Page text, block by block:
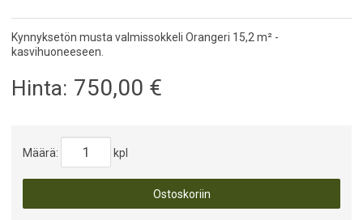
Kynnyksetön musta valmissokkeli Orangeri 15,2 m² -
kasvihuoneeseen.
Hinta: 750,00 €
Määrä: kpl
Ostoskoriin